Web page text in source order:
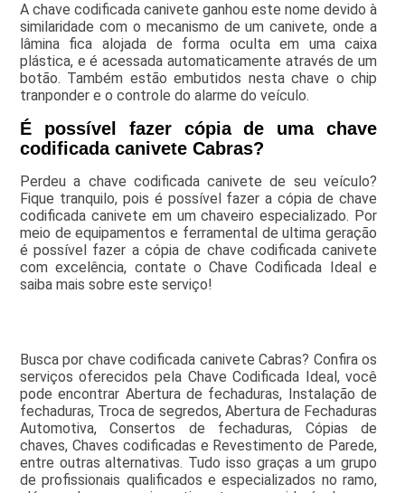
A chave codificada canivete ganhou este nome devido à
similaridade com o mecanismo de um canivete, onde a
lâmina fica alojada de forma oculta em uma caixa
plástica, e é acessada automaticamente através de um
botão. Também estão embutidos nesta chave o chip
tranponder e o controle do alarme do veículo.
É possível fazer cópia de uma chave
codificada canivete Cabras?
Perdeu a chave codificada canivete de seu veículo?
Fique tranquilo, pois é possível fazer a cópia de chave
codificada canivete em um chaveiro especializado. Por
meio de equipamentos e ferramental de ultima geração
é possível fazer a cópia de chave codificada canivete
com excelência, contate o Chave Codificada Ideal e
saiba mais sobre este serviço!
Busca por chave codificada canivete Cabras? Confira os
serviços oferecidos pela Chave Codificada Ideal, você
pode encontrar Abertura de fechaduras, Instalação de
fechaduras, Troca de segredos, Abertura de Fechaduras
Automotiva, Consertos de fechaduras, Cópias de
chaves, Chaves codificadas e Revestimento de Parede,
entre outras alternativas. Tudo isso graças a um grupo
de profissionais qualificados e especializados no ramo,